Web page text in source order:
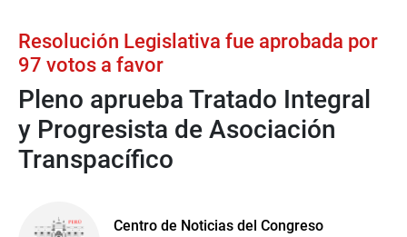
Resolución Legislativa fue aprobada por
97 votos a favor
Pleno aprueba Tratado Integral
y Progresista de Asociación
Transpacífico
Centro de Noticias del Congreso